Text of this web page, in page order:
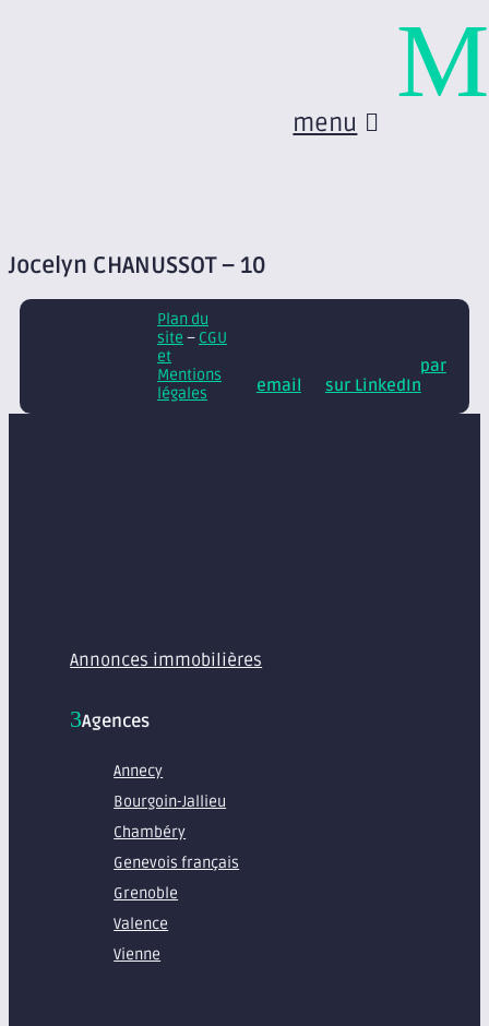
menu
Jocelyn CHANUSSOT – 10
Plan du
site – CGU
et
Mentions
légales
par
email
sur LinkedIn
Annonces immobilières
Agences
Annecy
Bourgoin-Jallieu
Chambéry
Genevois français
Grenoble
Valence
Vienne
M